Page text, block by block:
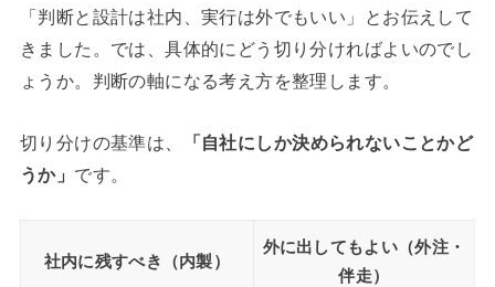
「判断と設計は社内、実行は外でもいい」とお伝えして
きました。では、具体的にどう切り分ければよいのでし
ょうか。判断の軸になる考え方を整理します。
切り分けの基準は、
「自社にしか決められないことかど
うか」 です。
社内に残すべき（内製）
外に出してもよい（外注・
伴走）